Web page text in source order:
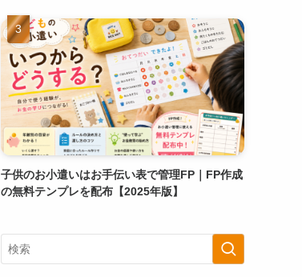
子供のお小遣いはお手伝い表で管理FP｜FP作成
の無料テンプレを配布【2025年版】